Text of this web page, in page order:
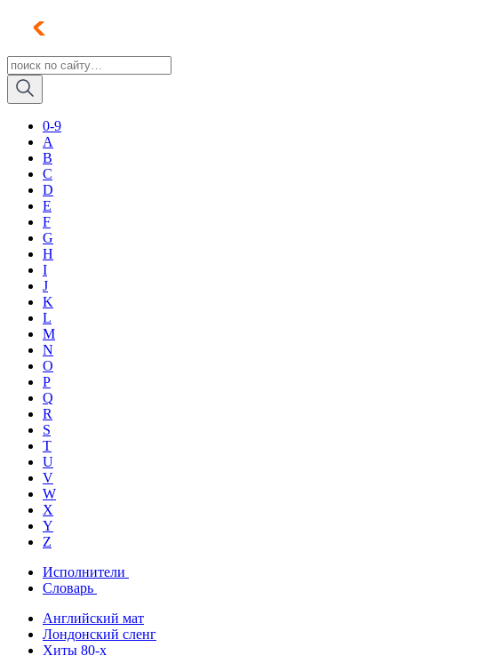
0-9
A
B
C
D
E
F
G
H
I
J
K
L
M
N
O
P
Q
R
S
T
U
V
W
X
Y
Z
Исполнители
Словарь
Английский мат
Лондонский сленг
Хиты 80-х